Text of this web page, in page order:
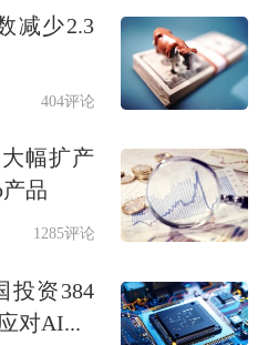
源车板块就出现了
就是酒驾板块，一
，到了下午
情绪面是怎么发生
减少2.3
404评论
幅扩产
品
1285评论
投资384
对AI...